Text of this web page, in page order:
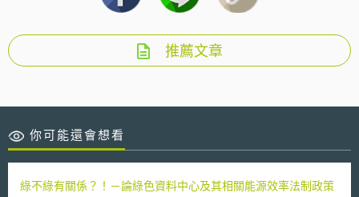
推薦文章
你可能還會想看
綠不綠有關係？！－論綠色資料中心及其相關能源效率法制政策